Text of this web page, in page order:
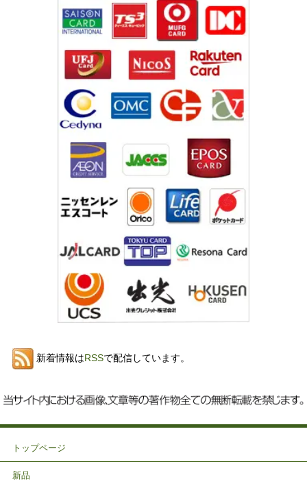
新着情報はRSSで配信しています。
トップページ
新品